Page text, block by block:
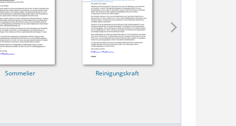
Sommelier Reinigungskraft